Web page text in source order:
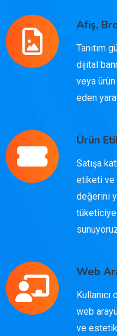
Afiş,
Tanıtım
dijital
veya
eden
Ürün
Satışa
etiketi ve
değerini
tüketiciye
Web
web
ve